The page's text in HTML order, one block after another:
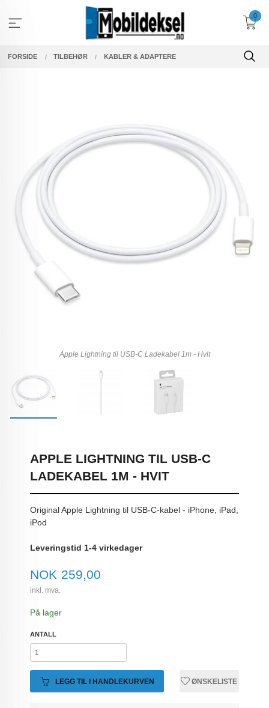
innholdet
0
FORSIDE TILBEHØR KABLER & ADAPTERE
Apple Lightning til USB-C Ladekabel 1m - Hvit
APPLE LIGHTNING TIL USB-C
LADEKABEL 1M - HVIT
Original Apple Lightning til USB-C-kabel - iPhone, iPad,
iPod
Leveringstid 1-4 virkedager
Pris
NOK 259,00
inkl. mva.
På lager
ANTALL
LEGG TIL I HANDLEKURVEN ØNSKELISTE